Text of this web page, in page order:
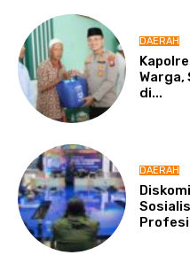
DAERAH
Warga,
di...
DAERAH